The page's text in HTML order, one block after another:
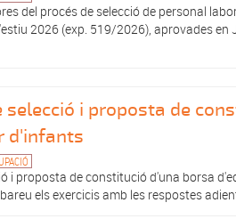
del procés de selecció de personal
2026 (exp. 519/2026), aprovades en
selecció i proposta de
d'infants
i proposta de constitució d'una borsa
els exercicis amb les respostes